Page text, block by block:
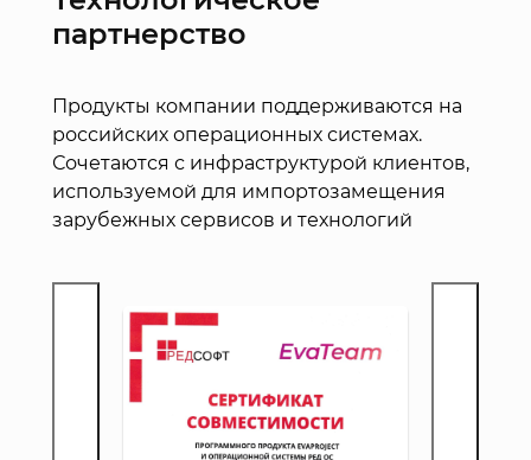
партнерство
Продукты компании поддерживаются на
российских операционных системах.
Сочетаются с инфраструктурой клиентов,
используемой для импортозамещения
зарубежных сервисов и технологий